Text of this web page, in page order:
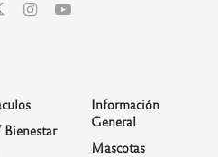
Bienestar
Información
General
Mascotas